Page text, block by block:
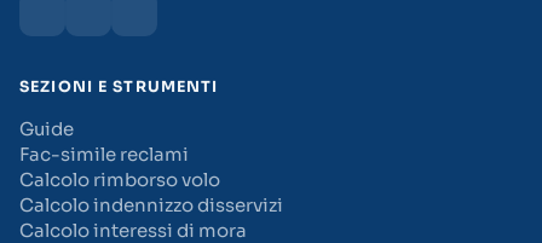
SEZIONI E STRUMENTI
Guide
Fac-simile reclami
Calcolo rimborso volo
Calcolo indennizzo disservizi
Calcolo interessi di mora